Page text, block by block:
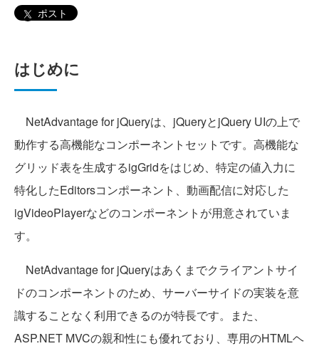
ポスト
はじめに
NetAdvantage for jQueryは、jQueryとjQuery UIの上で
動作する高機能なコンポーネントセットです。高機能な
グリッド表を生成するigGridをはじめ、特定の値入力に
特化したEditorsコンポーネント、動画配信に対応した
igVideoPlayerなどのコンポーネントが用意されていま
す。
NetAdvantage for jQueryはあくまでクライアントサイ
ドのコンポーネントのため、サーバーサイドの実装を意
識することなく利用できるのが特長です。また、
ASP.NET MVCの親和性にも優れており、専用のHTMLヘ